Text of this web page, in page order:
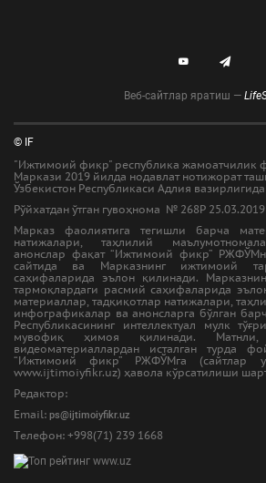
Веб-сайтлар яратиш —
© IF
"Ижтимоий фикр" республика жамоатчилик
Маркази 2019 йилда нодавлат нотижорат
Ўзбекистон Республикаси Адлия вазирлигида
Рўйхатдан ўтган гувоҳнома № 268Р 25.03.2019
Марказ фаолиятига тегишли барча
натижалари, таҳлилий
анонслар фақат “Ижтимоий фикр”
сайтида ва Марказнинг ижтимоий
саҳифаларида эълон қилинади.
тармоқлардаги расмий саҳифаларида
материаллар, тадқиқотлар натижалари,
инфографикалар ва анонсларга бўлган
Республикасининг интеллектуал мулк
мувофиқ ҳимоя қилинади.
видеоматериаллардан исталган турда
“Ижтимоий фикр” РЖФЎМга (сайтлар
www.ijtimoiyfikr.uz) ҳавола кўрсатилиши
Редактор:
Email: ps@ijtimoiyfikr.uz
Tелефон: +998(71) 239 1668